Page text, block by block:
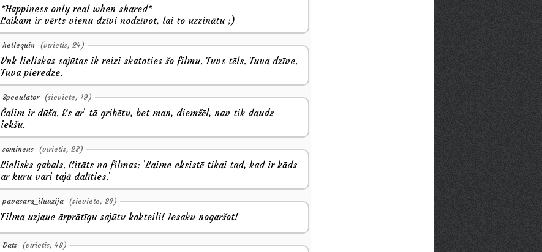
*Happiness only real when shared*
Laikam ir vērts vienu dzīvi nodzīvot, lai to uzzinātu ;)
hellequin (vīrietis, 24)
Vnk lieliskas sajūtas ik reizi skatoties šo filmu. Tuvs tēls. Tuva dzīve.
Tuva pieredze.
Speculator (sieviete, 19)
Čalim ir dūša. Es ar` tā gribētu, bet man, diemžēl, nav tik daudz
iekšu.
sominens (vīrietis, 28)
Lielisks gabals. Citāts no filmas: `Laime eksistē tikai tad, kad ir kāds
ar kuru vari tajā dalīties.`
pavasara_iluuzija (sieviete, 23)
Filma uzjauc ārprātīgu sajūtu kokteili! Iesaku nogaršot!
Dats (vīrietis, 48)